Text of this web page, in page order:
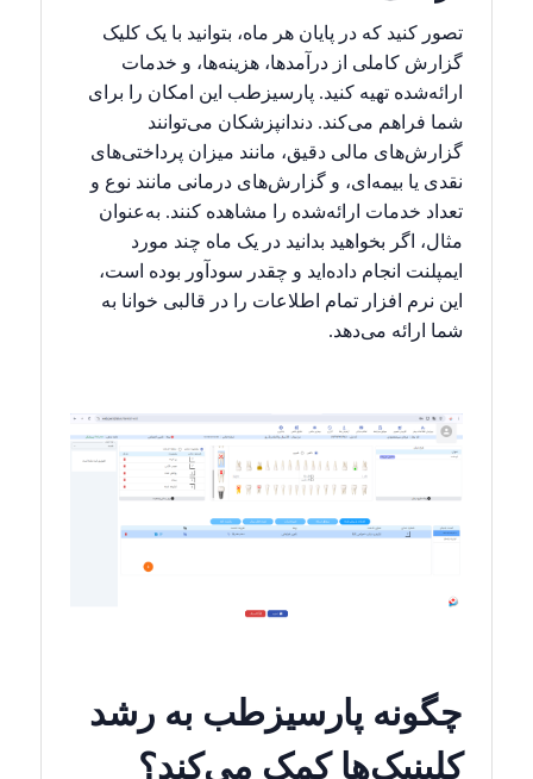
تصور کنید که در پایان هر ماه، بتوانید با یک کلیک
گزارش کاملی از درآمدها، هزینه‌ها، و خدمات
ارائه‌شده تهیه کنید. پارسیزطب این امکان را برای
شما فراهم می‌کند. دندانپزشکان می‌توانند
گزارش‌های مالی دقیق، مانند میزان پرداختی‌های
نقدی یا بیمه‌ای، و گزارش‌های درمانی مانند نوع و
تعداد خدمات ارائه‌شده را مشاهده کنند. به‌عنوان
مثال، اگر بخواهید بدانید در یک ماه چند مورد
ایمپلنت انجام داده‌اید و چقدر سودآور بوده است،
این نرم افزار تمام اطلاعات را در قالبی خوانا به
شما ارائه می‌دهد.
چگونه پارسیزطب به رشد
کلینیک‌ها کمک می‌کند؟